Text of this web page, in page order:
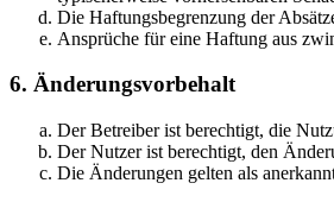
Die Haftungsbegrenzung der
Ansprüche für eine Haftung aus
6. Änderungsvorbehalt
Der Betreiber ist berechtigt, die
Der Nutzer ist berechtigt, den
Die Änderungen gelten als